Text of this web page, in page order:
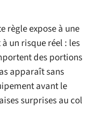
règle expose à une
un risque réel : les
des portions
apparaît sans
avant le
surprises au col